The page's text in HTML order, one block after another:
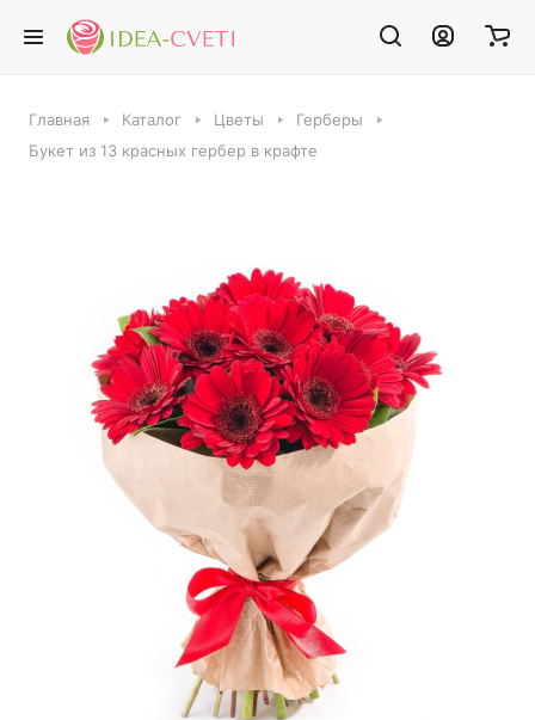
Главная Каталог Цветы
Герберы
Букет из 13 красных гербер в крафте